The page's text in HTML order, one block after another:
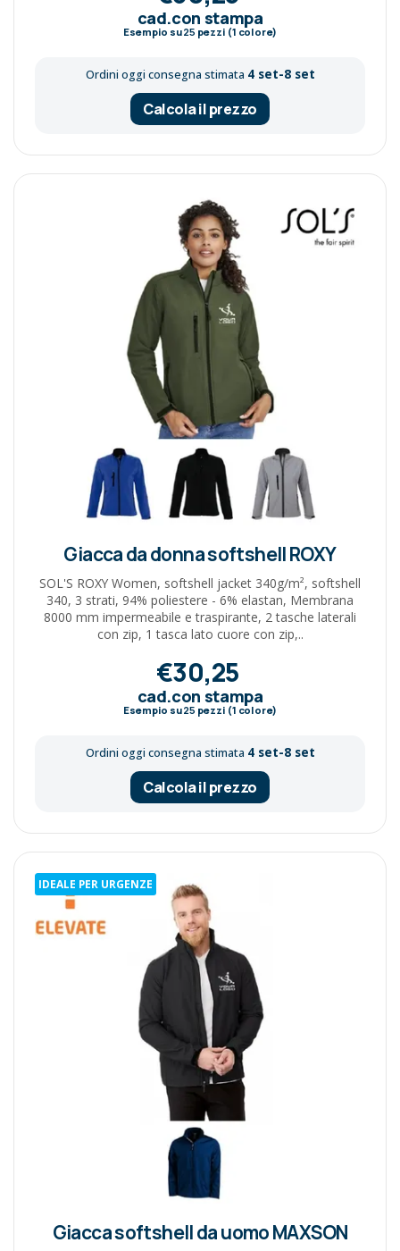
cad.con stampa
Esempio su25 pezzi (1 colore)
Ordini oggi consegna stimata 4 set-8 set
Calcola il prezzo
Giacca da donna softshell ROXY
SOL'S ROXY Women, softshell jacket 340g/m², softshell
340, 3 strati, 94% poliestere - 6% elastan, Membrana
8000 mm impermeabile e traspirante, 2 tasche laterali
con zip, 1 tasca lato cuore con zip,..
€30,25
cad.con stampa
Esempio su25 pezzi (1 colore)
Ordini oggi consegna stimata 4 set-8 set
Calcola il prezzo
IDEALE PER URGENZE
Giacca softshell da uomo MAXSON